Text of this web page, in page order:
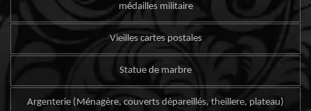
médailles militaire
Vieilles cartes postales
Statue de marbre
Argenterie (Ménagère, couverts dépareillés, theillere, plateau)